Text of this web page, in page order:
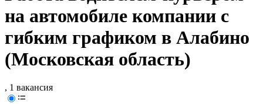
на автомобиле компании с
гибким графиком в Алабино
(Московская область)
, 1 вакансия